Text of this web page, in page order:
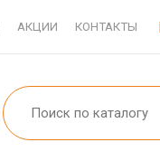
АКЦИИ КОНТАКТЫ